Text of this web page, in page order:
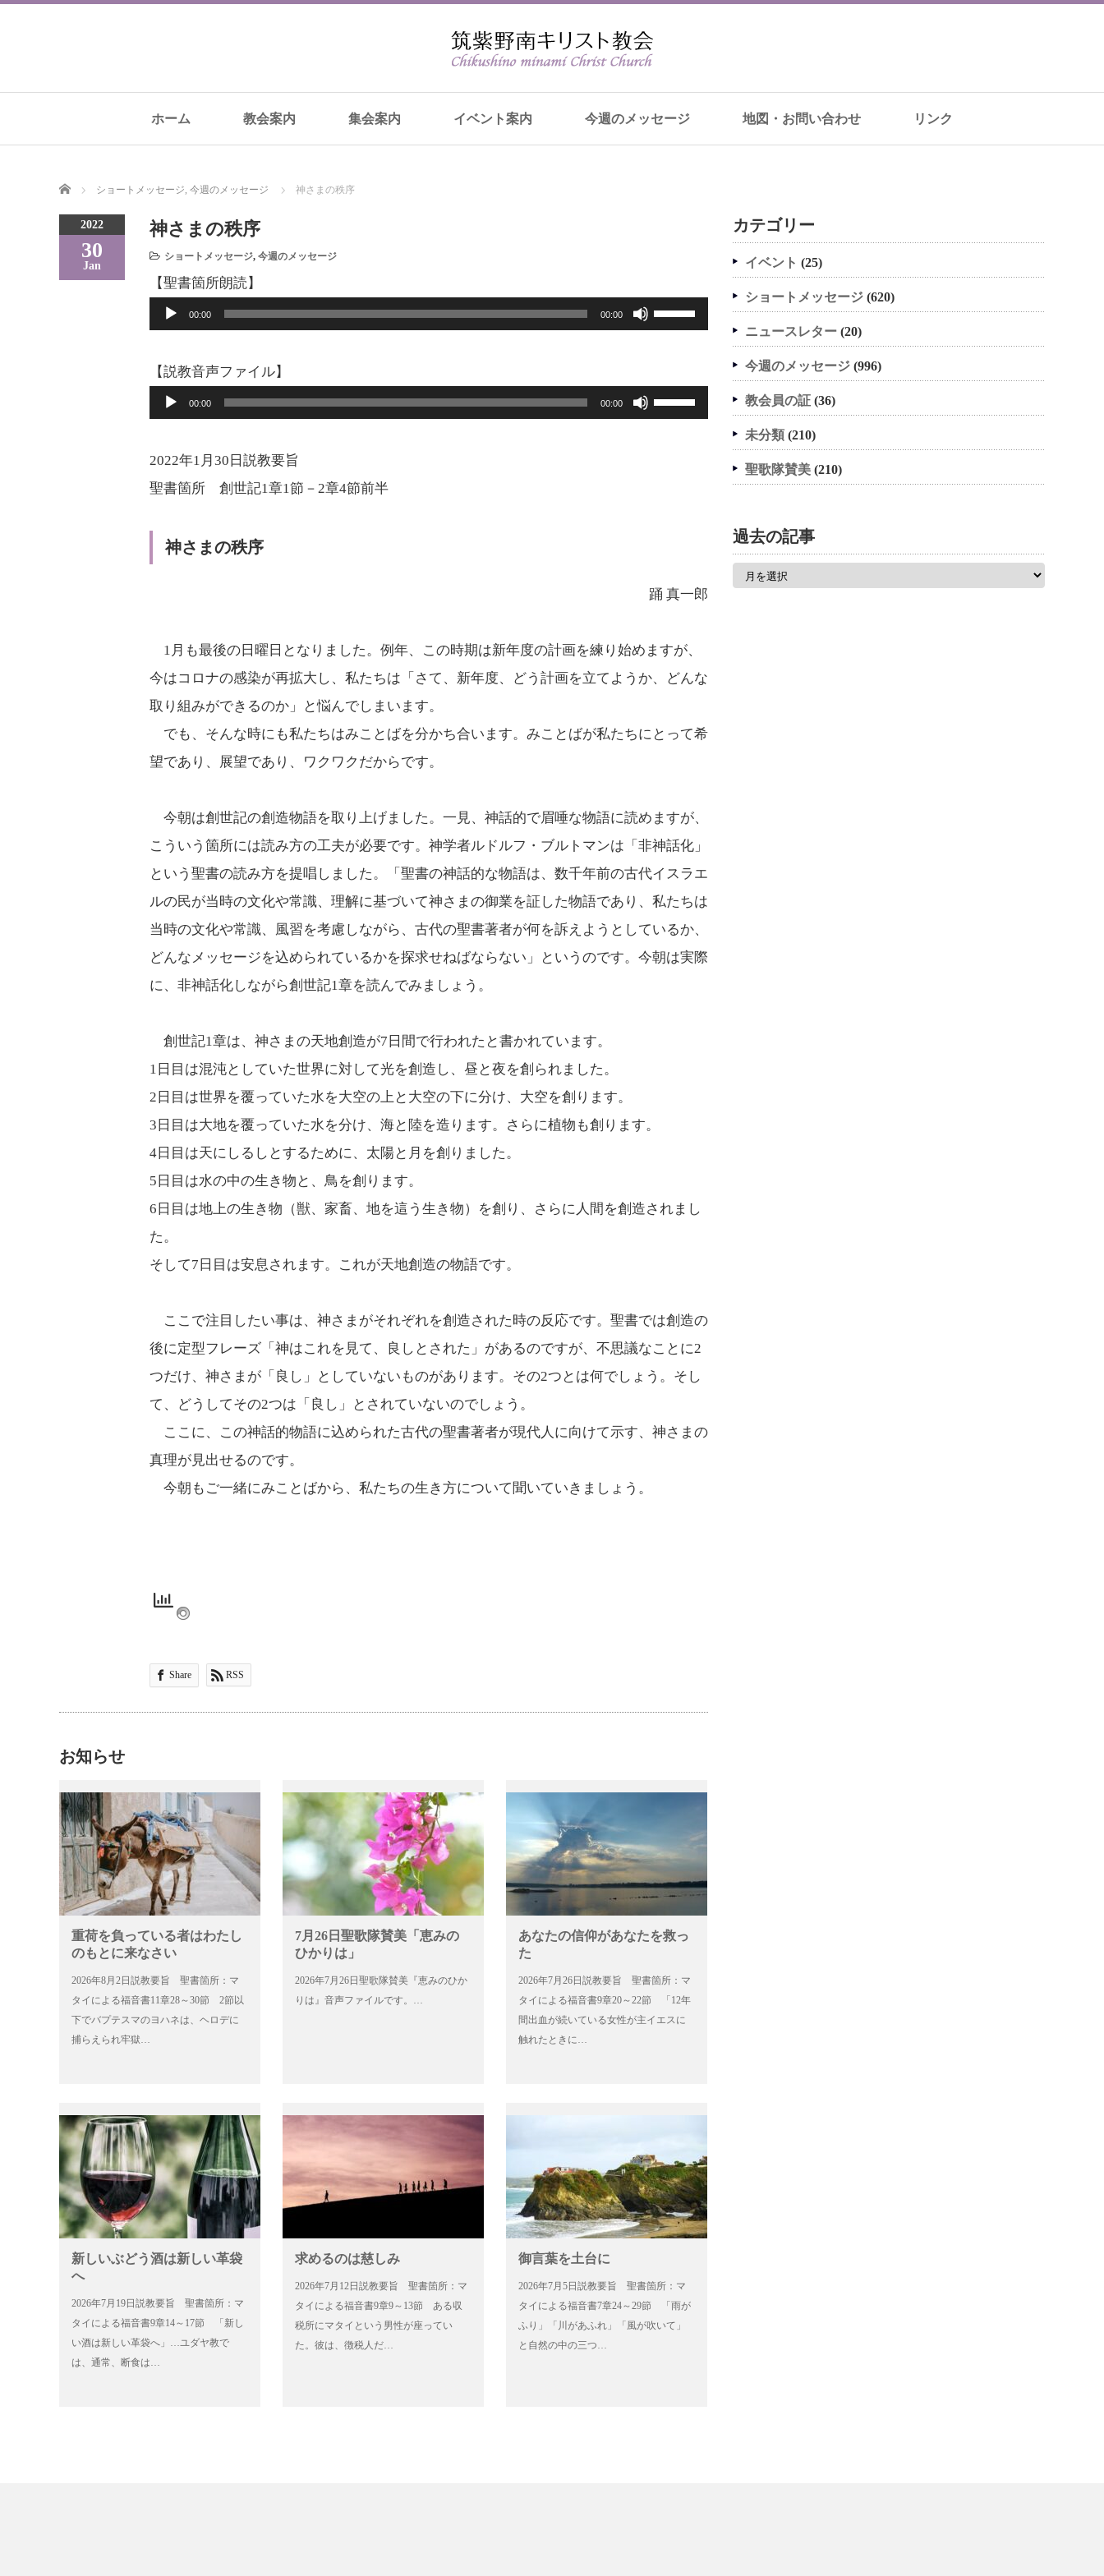
ホーム 教会案内 集会案内 イベント案内 今週のメッセージ 地図・お問い合わせ リンク
Home ショートメッセージ, 今週のメッセージ 神さまの秩序
2022
30
Jan
神さまの秩序
ショートメッセージ, 今週のメッセージ
【聖書箇所朗読】
プ
ー
ー
00:00 00:00
ボ
ム
下
印
を
て
く
だ
さ
い。
【説教音声ファイル】
プ
レ
ー
00:00 00:00
ボ
に
上
下
印
を
使
っ
て
く
だ
2022年1月30日説教要旨
聖書箇所 創世記1章1節－2章4節前半
神さまの秩序
踊 真一郎
1月も最後の日曜日となりました。例年、この時期は新年度の計画を練り始めますが、
今はコロナの感染が再拡大し、私たちは「さて、新年度、どう計画を立てようか、どんな
取り組みができるのか」と悩んでしまいます。
でも、そんな時にも私たちはみことばを分かち合います。みことばが私たちにとって希
望であり、展望であり、ワクワクだからです。
今朝は創世記の創造物語を取り上げました。一見、神話的で眉唾な物語に読めますが、
こういう箇所には読み方の工夫が必要です。神学者ルドルフ・ブルトマンは「非神話化」
という聖書の読み方を提唱しました。「聖書の神話的な物語は、数千年前の古代イスラエ
ルの民が当時の文化や常識、理解に基づいて神さまの御業を証した物語であり、私たちは
当時の文化や常識、風習を考慮しながら、古代の聖書著者が何を訴えようとしているか、
どんなメッセージを込められているかを探求せねばならない」というのです。今朝は実際
に、非神話化しながら創世記1章を読んでみましょう。
創世記1章は、神さまの天地創造が7日間で行われたと書かれています。
1日目は混沌としていた世界に対して光を創造し、昼と夜を創られました。
2日目は世界を覆っていた水を大空の上と大空の下に分け、大空を創ります。
3日目は大地を覆っていた水を分け、海と陸を造ります。さらに植物も創ります。
4日目は天にしるしとするために、太陽と月を創りました。
5日目は水の中の生き物と、鳥を創ります。
6日目は地上の生き物（獣、家畜、地を這う生き物）を創り、さらに人間を創造されまし
た。
そして7日目は安息されます。これが天地創造の物語です。
ここで注目したい事は、神さまがそれぞれを創造された時の反応です。聖書では創造の
後に定型フレーズ「神はこれを見て、良しとされた」があるのですが、不思議なことに2
つだけ、神さまが「良し」としていないものがあります。その2つとは何でしょう。そし
て、どうしてその2つは「良し」とされていないのでしょう。
ここに、この神話的物語に込められた古代の聖書著者が現代人に向けて示す、神さまの
真理が見出せるのです。
今朝もご一緒にみことばから、私たちの生き方について聞いていきましょう。
Share RSS
お知らせ
重荷を負っている者はわたし
のもとに来なさい
2026年8月2日説教要旨 聖書箇所：マ
タイによる福音書11章28～30節 2節以
下でバプテスマのヨハネは、ヘロデに
捕らえられ牢獄…
7月26日聖歌隊賛美「恵みの
ひかりは」
2026年7月26日聖歌隊賛美『恵みのひか
りは』音声ファイルです。…
あなたの信仰があなたを救っ
た
2026年7月26日説教要旨 聖書箇所：マ
タイによる福音書9章20～22節 「12年
間出血が続いている女性が主イエスに
触れたときに…
新しいぶどう酒は新しい革袋
へ
2026年7月19日説教要旨 聖書箇所：マ
タイによる福音書9章14～17節 「新し
い酒は新しい革袋へ」…ユダヤ教で
は、通常、断食は…
求めるのは慈しみ
2026年7月12日説教要旨 聖書箇所：マ
タイによる福音書9章9～13節 ある収
税所にマタイという男性が座ってい
た。彼は、徴税人だ…
御言葉を土台に
2026年7月5日説教要旨 聖書箇所：マ
タイによる福音書7章24～29節 「雨が
ふり」「川があふれ」「風が吹いて」
と自然の中の三つ…
カテゴリー
イベント (25)
ショートメッセージ (620)
ニュースレター (20)
今週のメッセージ (996)
教会員の証 (36)
未分類 (210)
聖歌隊賛美 (210)
過去の記事